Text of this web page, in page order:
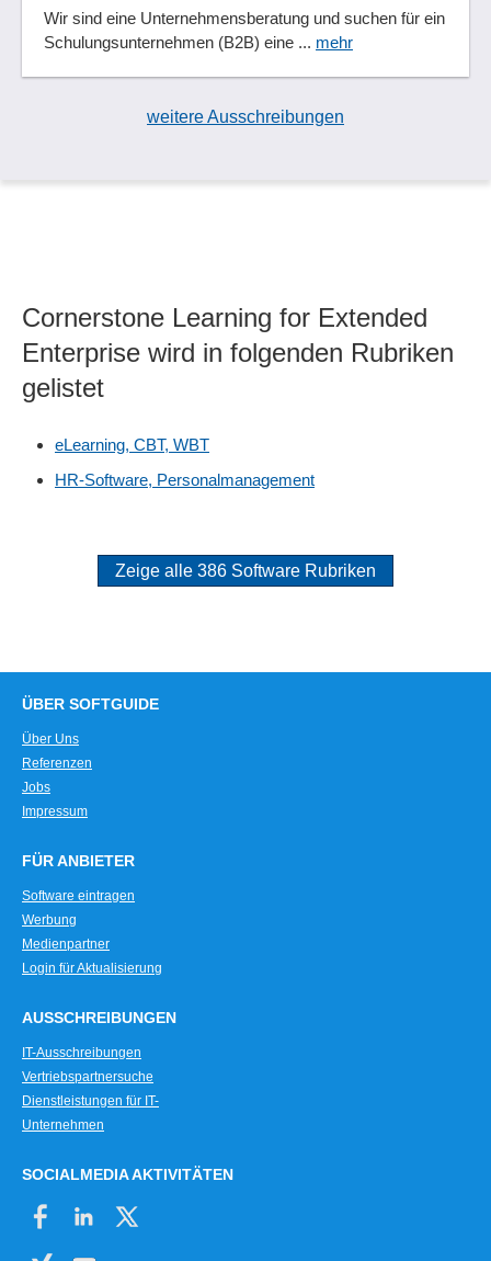
Wir sind eine Unternehmensberatung und suchen für ein
Schulungsunternehmen (B2B) eine ... mehr
weitere Ausschreibungen
Cornerstone Learning for Extended
Enterprise wird in folgenden Rubriken
gelistet
eLearning, CBT, WBT
HR-Software, Personalmanagement
Zeige alle 386 Software Rubriken
ÜBER SOFTGUIDE
Über Uns
Referenzen
Jobs
Impressum
FÜR ANBIETER
Software eintragen
Werbung
Medienpartner
Login für Aktualisierung
AUSSCHREIBUNGEN
IT-Ausschreibungen
Vertriebspartnersuche
Dienstleistungen für IT-
Unternehmen
SOCIALMEDIA AKTIVITÄTEN